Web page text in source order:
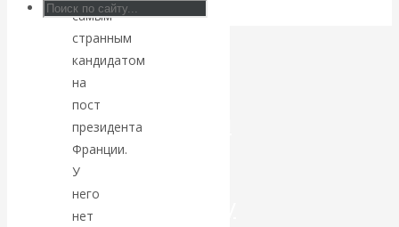
Искусственный
интеллект —
революционный
переход к
посткапитализму
самым
странным
кандидатом
на
пост
президента
Франции.
У
него
нет